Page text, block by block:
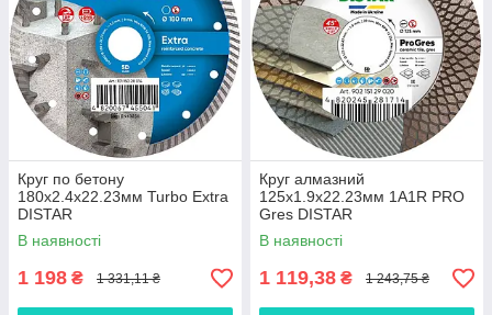
Круг по бетону
180x2.4x22.23мм Turbo Extra
DISTAR
В наявності
1 198 ₴ 1 331,11 ₴
Круг алмазний
125x1.9x22.23мм 1A1R PRO
Gres DISTAR
В наявності
1 119,38 ₴ 1 243,75 ₴